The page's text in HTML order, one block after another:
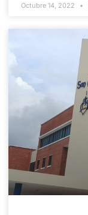
Octubre 14, 2022